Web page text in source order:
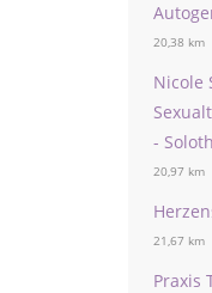
20,38 km
Nicole
-
20,97 km
21,67 km
Praxis